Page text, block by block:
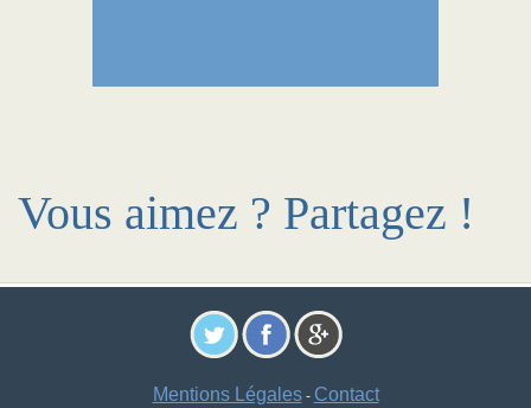
Vous aimez ? Partagez !
Mentions Légales- Contact